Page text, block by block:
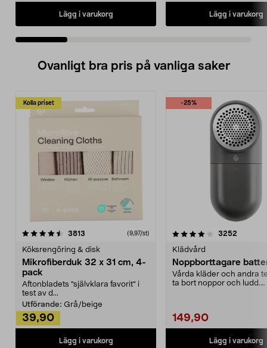
Lägg i varukorg Lägg i varukorg
Ovanligt bra pris på vanliga saker
Kolla priset
3813 (9,97/st)
Köksrengöring & disk
Mikrofiberduk 32 x 31 cm, 4-
pack
Aftonbladets "självklara favorit” i
test av d...
Utförande: Grå/beige
39,90
Lägg i varukorg
-25%
4.0av 5 stjärnor 3252
Klädvård
Noppborttagare
Vårda kläder och andra
ta bort noppor och ludd.
149,90
Lägg i varukorg
4.5av 5 stjärnor